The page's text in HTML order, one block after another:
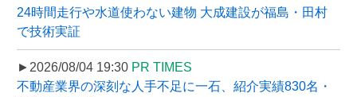
24時間走行や水道使わない建物 大成建設が福島・田村
で技術実証
►2026/08/04 19:30 PR TIMES
不動産業界の深刻な人手不足に一石、紹介実績830名・